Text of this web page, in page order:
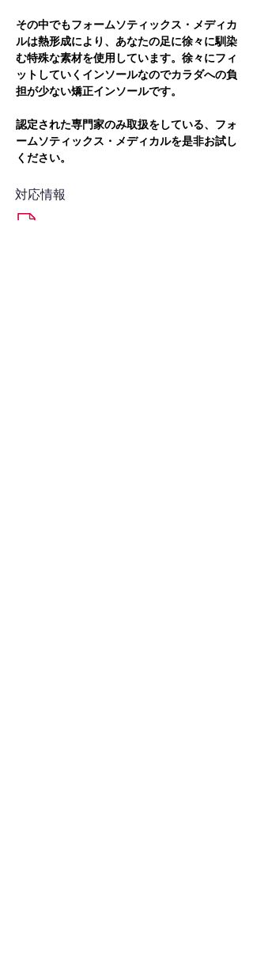
その中でもフォームソティックス・メディカ
ルは熱形成により、あなたの足に徐々に馴染
む特殊な素材を使用しています。徐々にフィ
ットしていくインソールなのでカラダへの負
担が少ない矯正インソールです。
認定された専門家のみ取扱をしている、フォ
ームソティックス・メディカルを是非お試し
ください。
対応情報